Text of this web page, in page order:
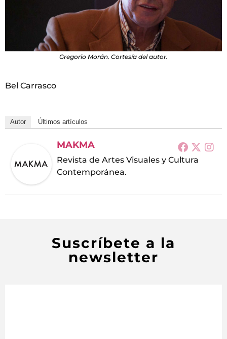
Gregorio Morán. Cortesía del autor.
Bel Carrasco
Autor Últimos artículos
MAKMA
Revista de Artes Visuales y Cultura
Contemporánea.
Suscríbete a la
newsletter